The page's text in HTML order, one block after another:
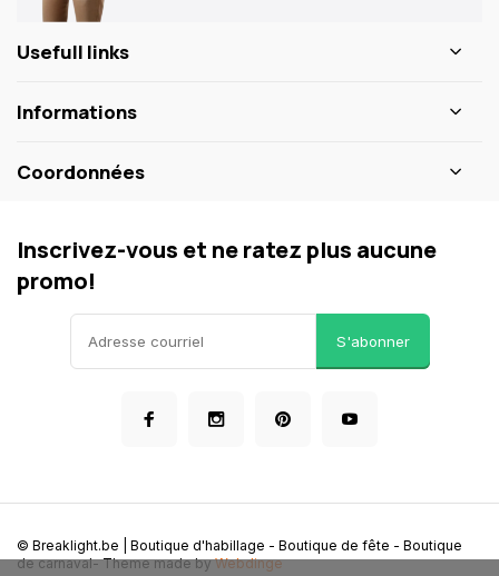
Usefull links
Informations
Coordonnées
Inscrivez-vous et ne ratez plus aucune
promo!
S'abonner
© Breaklight.be | Boutique d'habillage - Boutique de fête - Boutique
de carnaval- Theme made byWebdinge